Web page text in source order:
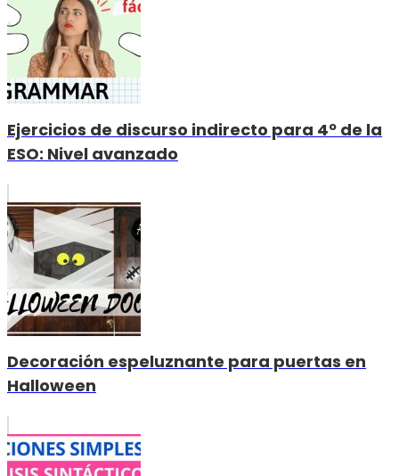
Ejercicios de discurso indirecto para 4º de la
ESO: Nivel avanzado
Decoración espeluznante para puertas en
Halloween